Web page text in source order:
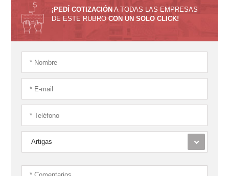
¡PEDÍ COTIZACIÓN A TODAS LAS EMPRESAS
DE ESTE RUBROCON UN SOLO CLICK!
Artigas